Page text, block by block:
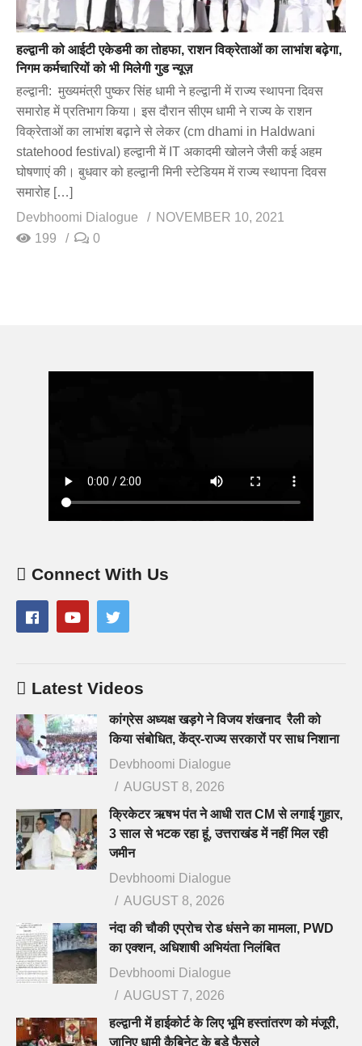
हल्द्वानी को आईटी एकेडमी का तोहफा, राशन विक्रेताओं का लाभांश बढ़ेगा,
निगम कर्मचारियों को भी मिलेगी गुड न्यूज़
हल्द्वानी: मुख्यमंत्री पुष्कर सिंह धामी ने हल्द्वानी में राज्य स्थापना दिवस
समारोह में प्रतिभाग किया। इस दौरान सीएम धामी ने राज्य के राशन
विक्रेताओं का लाभांश बढ़ाने से लेकर (cm dhami in Haldwani
statehood festival) हल्द्वानी में IT अकादमी खोलने जैसी कई अहम
घोषणाएं की। बुधवार को हल्द्वानी मिनी स्टेडियम में राज्य स्थापना दिवस
समारोह […]
Devbhoomi Dialogue
NOVEMBER 10, 2021
199
0
Connect With Us
Latest Videos
कांग्रेस अध्यक्ष खड़गे ने विजय शंखनाद रैली को
किया संबोधित, केंद्र-राज्य सरकारों पर साध निशाना
Devbhoomi Dialogue
AUGUST 8, 2026
क्रिकेटर ऋषभ पंत ने आधी रात CM से लगाई गुहार,
3 साल से भटक रहा हूं, उत्तराखंड में नहीं मिल रही
जमीन
Devbhoomi Dialogue
AUGUST 8, 2026
नंदा की चौकी एप्रोच रोड धंसने का मामला, PWD
का एक्शन, अधिशाषी अभियंता निलंबित
Devbhoomi Dialogue
AUGUST 7, 2026
हल्द्वानी में हाईकोर्ट के लिए भूमि हस्तांतरण को मंजूरी,
जानिए धामी कैबिनेट के बड़े फैसले